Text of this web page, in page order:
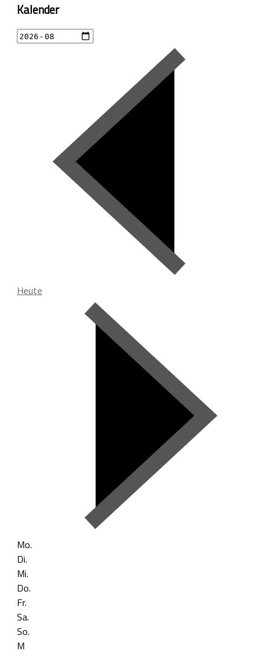
Kalender
Heute
Mo.
Di.
Mi.
Do.
Fr.
Sa.
So.
M